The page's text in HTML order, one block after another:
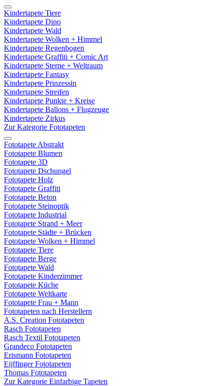
Kindertapete Tiere
Kindertapete Dino
Kindertapete Wald
Kindertapete Wolken + Himmel
Kindertapete Regenbogen
Kindertapete Graffiti + Comic Art
Kindertapete Sterne + Weltraum
Kindertapete Fantasy
Kindertapete Prinzessin
Kindertapete Streifen
Kindertapete Punkte + Kreise
Kindertapete Ballons + Flugzeuge
Kindertapete Zirkus
Zur Kategorie Fototapeten
Fototapete Abstrakt
Fototapete Blumen
Fototapete 3D
Fototapete Dschungel
Fototapete Holz
Fototapete Graffiti
Fototapete Beton
Fototapete Steinoptik
Fototapete Industrial
Fototapete Strand + Meer
Fototapete Städte + Brücken
Fototapete Wolken + Himmel
Fototapete Tiere
Fototapete Berge
Fototapete Wald
Fototapete Kinderzimmer
Fototapete Küche
Fototapete Weltkarte
Fototapete Frau + Mann
Fototapeten nach Herstellern
A.S. Creation Fototapeten
Rasch Fototapeten
Rasch Textil Fototapeten
Grandeco Fototapeten
Erismann Fototapeten
Eijffinger Fototapeten
Thomas Fototapeten
Zur Kategorie Einfarbige Tapeten